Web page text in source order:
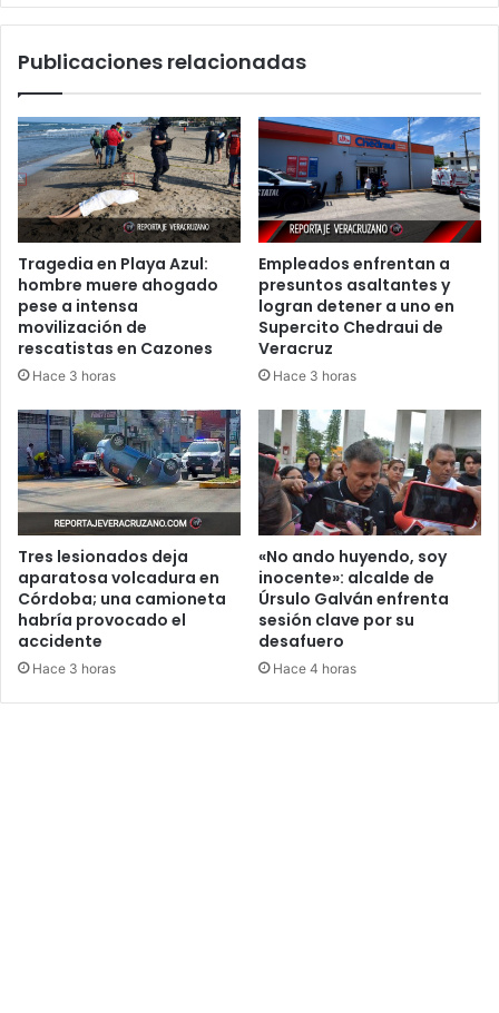
Lluvias
y
Norte
Marcan
el
Día
Publicaciones relacionadas
Tragedia en Playa Azul:
hombre muere ahogado
pese a intensa
movilización de
rescatistas en Cazones
Hace 3 horas
Empleados enfrentan a
presuntos asaltantes y
logran detener a uno en
Supercito Chedraui de
Veracruz
Hace 3 horas
Tres lesionados deja
aparatosa volcadura en
Córdoba; una camioneta
habría provocado el
accidente
Hace 3 horas
«No ando huyendo, soy
inocente»: alcalde de
Úrsulo Galván enfrenta
sesión clave por su
desafuero
Hace 4 horas